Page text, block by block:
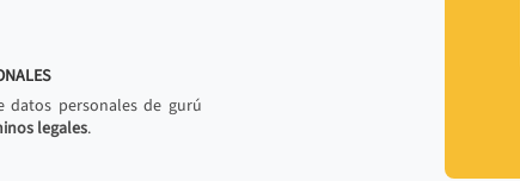
personales de gurú
legales.